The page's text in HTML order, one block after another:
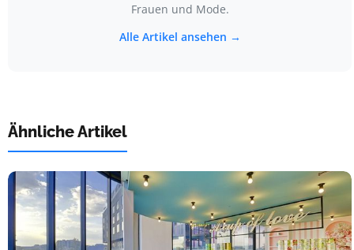
Frauen und Mode.
Alle Artikel ansehen →
Ähnliche Artikel